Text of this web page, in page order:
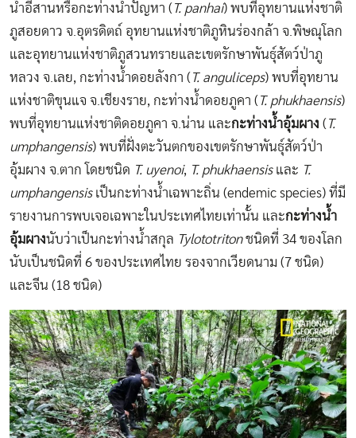
น้ำอีสานหรือกะท่างน้ำปัญหา ( T. panhai) พบที่อุทยานแห่งชาติ
ภูสอยดาว จ.อุตรดิตถ์ อุทยานแห่งชาติภูหินร่องกล้า จ.พิษณุโลก
และอุทยานแห่งชาติภูสวนทรายและเขตรักษาพันธุ์สัตว์ป่าภู
หลวง จ.เลย, กะท่างน้ำดอยลังกา ( T. anguliceps) พบที่อุทยาน
แห่งชาติขุนแจ จ.เชียงราย, กะท่างน้ำดอยภูคา ( T. phukhaensis)
พบที่อุทยานแห่งชาติดอยภูคา จ.น่าน และกะท่างน้ำอุ้มผาง ( T.
umphangensis) พบที่ฝั่งตะวันตกของเขตรักษาพันธุ์สัตว์ป่า
อุ้มผาง จ.ตาก โดยชนิด T. uyenoi, T. phukhaensisและ T.
umphangensisเป็นกะท่างน้ำเฉพาะถิ่น (endemic species) ที่มี
รายงานการพบเจอเฉพาะในประเทศไทยเท่านั้น และกะท่างน้ำ
อุ้มผางนับว่าเป็นกะท่างน้ำสกุล Tylototritonชนิดที่ 34 ของโลก
นับเป็นชนิดที่ 6 ของประเทศไทย รองจากเวียดนาม (7 ชนิด)
และจีน (18 ชนิด)